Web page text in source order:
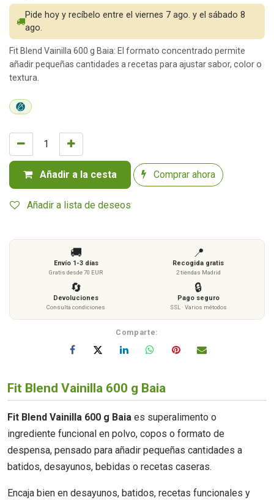
Añadir a la cesta Comprar ahora
Añadir a lista de deseos
Pide hoy y recíbelo entre el viernes 7 ago. y el sábado 8
ago.
Fit Blend Vainilla 600 g Baia: El formato concentrado permite
añadir pequeñas cantidades a recetas para ajustar sabor, color o
textura.
🚚
Envío 1-3 días
Gratis desde 70 EUR
📍
Recogida gratis
2 tiendas Madrid
🔄
Devoluciones
Consulta condiciones
🔒
Pago seguro
SSL · Varios métodos
Comparte:
Fit Blend Vainilla 600 g Baia
Fit Blend Vainilla 600 g Baia es superalimento o
ingrediente funcional en polvo, copos o formato de
despensa, pensado para añadir pequeñas cantidades a
batidos, desayunos, bebidas o recetas caseras.
Encaja bien en desayunos, batidos, recetas funcionales y